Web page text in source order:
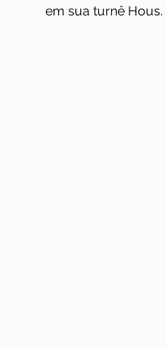
em sua turnê Hous.